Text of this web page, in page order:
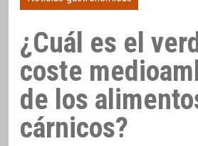
¿Cuál es el
coste
de los
cárnicos?